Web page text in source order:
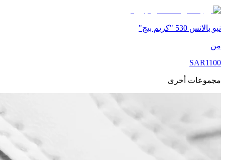
نيو بالانس 530 "كريم بيج"
من
SAR1100
مجموعات أخرى